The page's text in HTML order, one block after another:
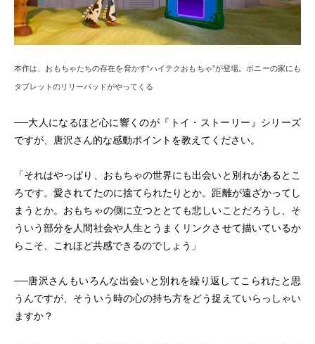
本作は、おもちゃたちの存在を脅かす“ハイテクおもちゃ”が登場。ボニーの家にも
タブレットのリリーパッドがやってくる
──大人になるほど心に響くのが『トイ・ストーリー』シリーズ
ですが、唐沢さん的な感動ポイントを教えてください。
「それはやっぱり、おもちゃの世界にも出会いと別れがあるとこ
ろです。愛されてたのに捨てられたりとか。距離が遠ざかってし
まうとか。おもちゃの側に立つととても悲しいことだろうし、そ
ういう部分を人間社会や人生とうまくリンクさせて描いているか
らこそ、これほど共感できるのでしょう」
──唐沢さんもいろんな出会いと別れを繰り返してこられたと思
うんですが、そういう時の心の持ち方をどう捉えていらっしゃい
ますか？